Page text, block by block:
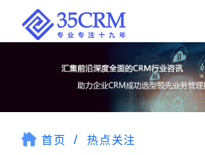
首页 热点关注